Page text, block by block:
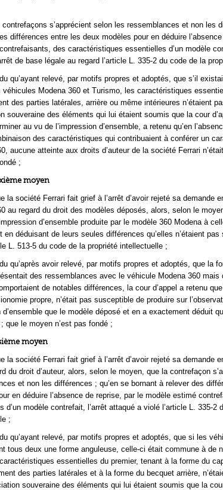
contrefaçons s’apprécient selon les ressemblances et non les
différences entre les deux modèles pour en déduire
des caractéristiques essentielles d’un modèle
de base légale au regard l’article L. 335-2 du code de la
qu’ayant relevé, par motifs propres et adoptés, que s’il
véhicules Modena 360 et Turismo, les caractéristiques
des parties latérales, arrière ou même intérieures n’étaient
souveraine des éléments qui lui étaient soumis que la cour
au vu de l’impression d’ensemble, a retenu qu’en
des caractéristiques qui contribuaient à conférer un
aucune atteinte aux droits d’auteur de la société Ferrari
;
moyen
la société Ferrari fait grief à l’arrêt d’avoir rejeté sa demande
au regard du droit des modèles déposés, alors, selon le
d’ensemble produite par le modèle 360 Modena à
en déduisant de leurs seules différences qu’elles n’étaient pas
L. 513-5 du code de la propriété intellectuelle ;
qu’après avoir relevé, par motifs propres et adoptés, que la
des ressemblances avec le véhicule Modena 360 mais
de notables différences, la cour d’appel a retenu
propre, n’était pas susceptible de produire sur
d’ensemble que le modèle déposé et en a exactement déduit
que le moyen n’est pas fondé ;
moyen
la société Ferrari fait grief à l’arrêt d’avoir rejeté sa demande
du droit d’auteur, alors, selon le moyen, que la contrefaçon
et non les différences ; qu’en se bornant à relever des
en déduire l’absence de reprise, par le modèle estimé
d’un modèle contrefait, l’arrêt attaqué a violé l’article L. 335-2
;
qu’ayant relevé, par motifs propres et adoptés, que si les
tous deux une forme anguleuse, celle-ci était commune à de
essentielles du premier, tenant à la forme du
des parties latérales et à la forme du becquet arrière,
souveraine des éléments qui lui étaient soumis que la